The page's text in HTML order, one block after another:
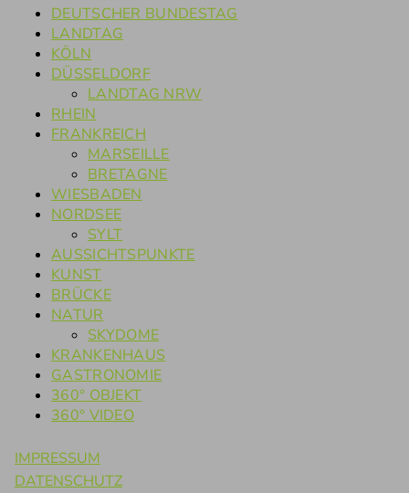
DEUTSCHER BUNDESTAG
LANDTAG
KÖLN
DÜSSELDORF
LANDTAG NRW
RHEIN
FRANKREICH
MARSEILLE
BRETAGNE
WIESBADEN
NORDSEE
SYLT
AUSSICHTSPUNKTE
KUNST
BRÜCKE
NATUR
SKYDOME
KRANKENHAUS
GASTRONOMIE
360° OBJEKT
360° VIDEO
IMPRESSUM
DATENSCHUTZ